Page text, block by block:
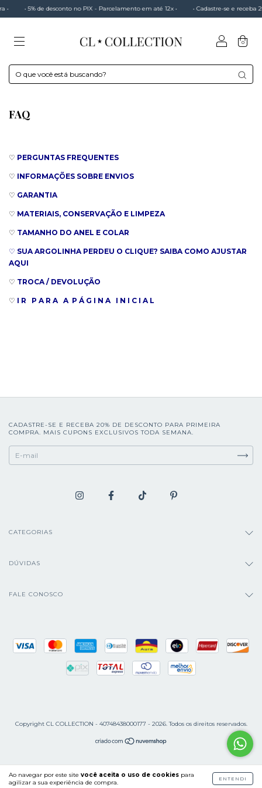
• • 5% de desconto no PIX - Parcelamento em até 12x • • Cadastre-se e receba
0
Ao navegar por este site você aceita o uso de cookies para
agilizar a sua experiência de compra.
ENTENDI
FAQ
♡ PERGUNTAS FREQUENTES
♡ INFORMAÇÕES SOBRE ENVIOS
♡ GARANTIA
♡ MATERIAIS, CONSERVAÇÃO E LIMPEZA
♡ TAMANHO DO ANEL E COLAR
♡ SUA ARGOLINHA PERDEU O CLIQUE? SAIBA COMO AJUSTAR
AQUI
♡ TROCA / DEVOLUÇÃO
♡ I R P A R A A P Á G I N A I N I C I A L
CADASTRE-SE E RECEBA 20% DE DESCONTO PARA PRIMEIRA
COMPRA. MAIS CUPONS EXCLUSIVOS TODA SEMANA.
CATEGORIAS
DÚVIDAS
FALE CONOSCO
Copyright CL COLLECTION - 40748438000177 - 2026. Todos os direitos reservados.